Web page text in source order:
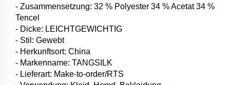
- Zusammensetzung: 32 % Polyester 34 % Acetat 34 %
Tencel
- Dicke: LEICHTGEWICHTIG
- Stil: Gewebt
- Herkunftsort: China
- Markenname: TANGSILK
- Lieferart: Make-to-order/RTS